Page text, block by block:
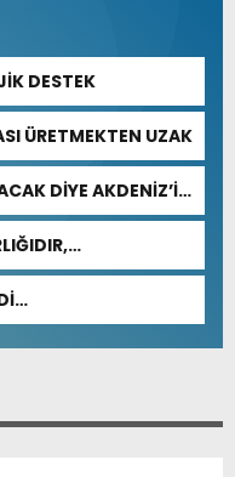
DESTEK
ÜRETMEKTEN UZAK
DİYE AKDENİZ’İ